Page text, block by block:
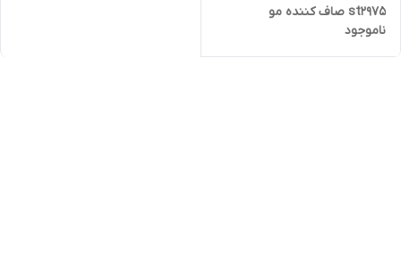
st2975 صاف کننده مو
ناموجود